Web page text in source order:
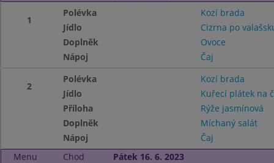
1
Polévka
Kozí brada
Jídlo
Cizrna po
Doplněk
Ovoce
Nápoj
Čaj
2
Polévka
Kozí brada
Jídlo
Kuřecí plátek na
Příloha
Rýže jasmínová
Doplněk
Míchaný salát
Nápoj
Čaj
Menu
Chod
Pátek 16. 6. 2023